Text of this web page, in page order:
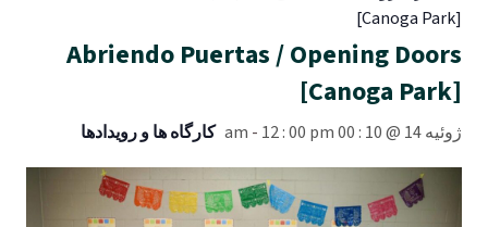
[Canoga Park]
Abriendo Puertas / Opening Doors
[Canoga Park]
ژوئیه 14 @ 10 : 00 am - 12 : 00 pm کارگاه ها و رویدادها